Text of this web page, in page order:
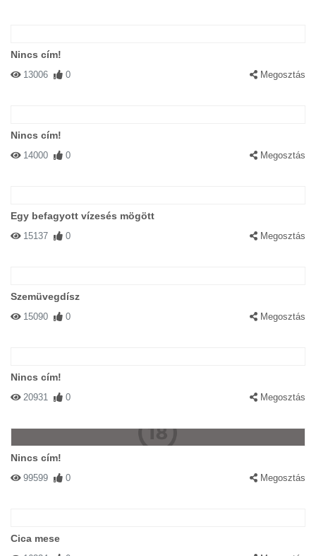
Nincs cím!
13006 0 Megosztás
Nincs cím!
14000 0 Megosztás
Egy befagyott vízesés mögött
15137 0 Megosztás
Szemüvegdísz
15090 0 Megosztás
Nincs cím!
20931 0 Megosztás
Nincs cím!
99599 0 Megosztás
Cica mese